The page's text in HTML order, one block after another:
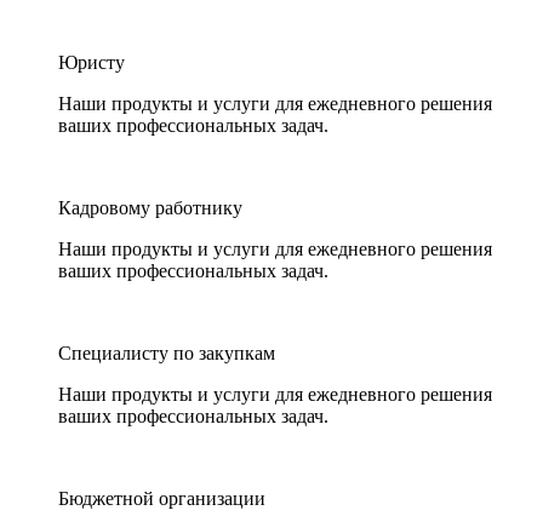
Юристу
Наши продукты и услуги для ежедневного решения
ваших профессиональных задач.
Кадровому работнику
Наши продукты и услуги для ежедневного решения
ваших профессиональных задач.
Специалисту по закупкам
Наши продукты и услуги для ежедневного решения
ваших профессиональных задач.
Бюджетной организации